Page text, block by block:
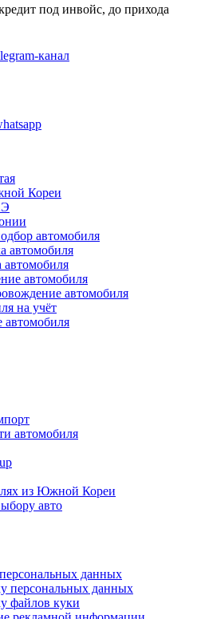
под инвойс, до прихода
канал
Кореи
автомобиля
автомобиля
автомобиля
автомобиля
автомобиля
на учёт
автомобиля
автомобиля
из Южной Кореи
авто
данных
персональных данных
файлов куки